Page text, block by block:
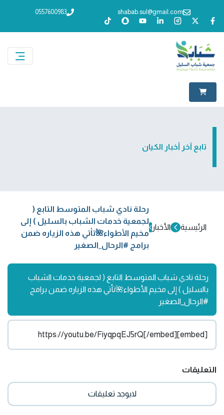
shabab.sul@gmail.com
0557600983
تابع آخر أخبار الكيان
الرئيسية الأخبار
رحلة نادي شباب المتوسط التابع (
لجمعية خدمات الشباب بالسليل ) إلى
مخيم الأطواء🌺تأتي هذه الزياره ضمن
برامج #الرحال_الصغير
رحلة نادي شباب المتوسط التابع ( لجمعية خدمات الشباب
بالسليل ) إلى مخيم الأطواء🌺تأتي هذه الزياره ضمن برامج
#الرحال_الصغير
[embed]https://youtu.be/FiyqpqEJ5rQ[/embed]
التعليقات
لايوجد تعليقات